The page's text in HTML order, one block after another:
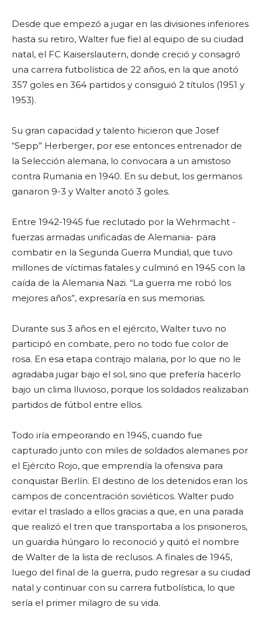
Desde que empezó a jugar en las divisiones inferiores
hasta su retiro, Walter fue fiel al equipo de su ciudad
natal, el FC Kaiserslautern, donde creció y consagró
una carrera futbolística de 22 años, en la que anotó
357 goles en 364 partidos y consiguió 2 títulos (1951 y
1953).
Su gran capacidad y talento hicieron que Josef
“Sepp” Herberger, por ese entonces entrenador de
la Selección alemana, lo convocara a un amistoso
contra Rumania en 1940. En su debut, los germanos
ganaron 9-3 y Walter anotó 3 goles.
Entre 1942-1945 fue reclutado por la Wehrmacht -
fuerzas armadas unificadas de Alemania- para
combatir en la Segunda Guerra Mundial, que tuvo
millones de víctimas fatales y culminó en 1945 con la
caída de la Alemania Nazi. “La guerra me robó los
mejores años”, expresaría en sus memorias.
Durante sus 3 años en el ejército, Walter tuvo no
participó en combate, pero no todo fue color de
rosa. En esa etapa contrajo malaria, por lo que no le
agradaba jugar bajo el sol, sino que prefería hacerlo
bajo un clima lluvioso, porque los soldados realizaban
partidos de fútbol entre ellos.
Todo iría empeorando en 1945, cuando fue
capturado junto con miles de soldados alemanes por
el Ejército Rojo, que emprendía la ofensiva para
conquistar Berlín. El destino de los detenidos eran los
campos de concentración soviéticos. Walter pudo
evitar el traslado a ellos gracias a que, en una parada
que realizó el tren que transportaba a los prisioneros,
un guardia húngaro lo reconoció y quitó el nombre
de Walter de la lista de reclusos. A finales de 1945,
luego del final de la guerra, pudo regresar a su ciudad
natal y continuar con su carrera futbolística, lo que
sería el primer milagro de su vida.